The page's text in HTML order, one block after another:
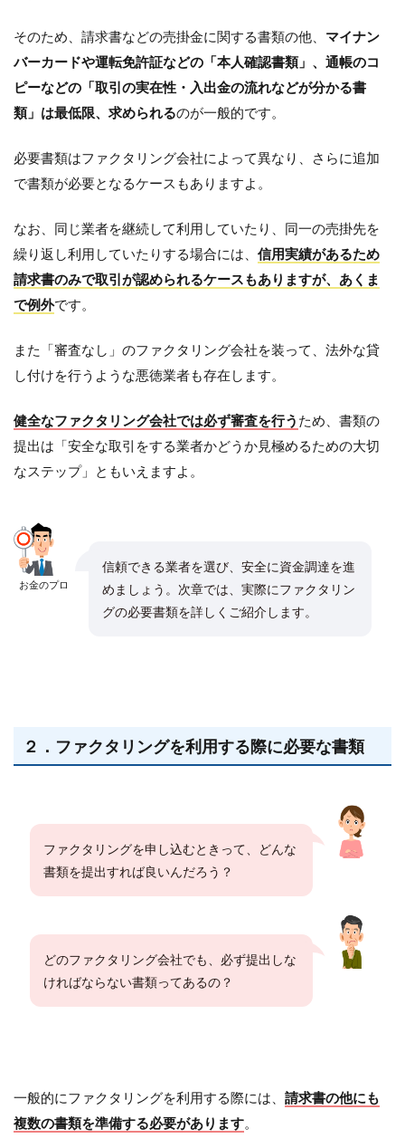
そのため、請求書などの売掛金に関する書類の他、 マイナン
バーカードや運転免許証などの「本人確認書類」、通帳のコ
ピーなどの「取引の実在性・入出金の流れなどが分かる書
類」は最低限、求められるのが一般的です。
必要書類はファクタリング会社によって異なり、さらに追加
で書類が必要となるケースもありますよ。
なお、同じ業者を継続して利用していたり、同一の売掛先を
繰り返し利用していたりする場合には、 信用実績があるため
請求書のみで取引が認められるケースもありますが、あくま
で例外です。
また「審査なし」のファクタリング会社を装って、法外な貸
し付けを行うような悪徳業者も存在します。
健全なファクタリング会社では必ず審査を行う ため、書類の
提出は「安全な取引をする業者かどうか見極めるための大切
なステップ」ともいえますよ。
お金のプロ
信頼できる業者を選び、安全に資金調達を進
めましょう。次章では、実際にファクタリン
グの必要書類を詳しくご紹介します。
２．ファクタリングを利用する際に必要な書類
ファクタリングを申し込むときって、どんな
書類を提出すれば良いんだろう？
どのファクタリング会社でも、必ず提出しな
ければならない書類ってあるの？
一般的にファクタリングを利用する際には、 請求書の他にも
複数の書類を準備する必要があります